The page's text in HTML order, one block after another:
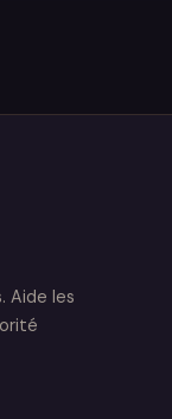
Aide les